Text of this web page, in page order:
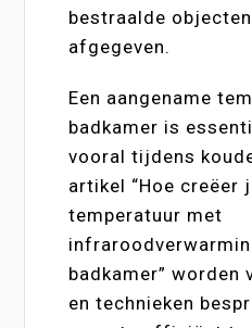
bestraalde
afgegeven.
Een aangename
badkamer is
vooral tijdens
artikel “Hoe creëer
temperatuur met
badkamer” worden
en technieken